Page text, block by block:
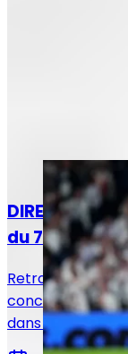
Actualités
DIRECT.
du 7 août !
Retrouvez
concernant le
dans le sens des